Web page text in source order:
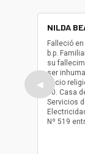
◀
NILDA
Falleció
b.p.
su
ser
oficio
10. Casa
Servicios
Nº 519